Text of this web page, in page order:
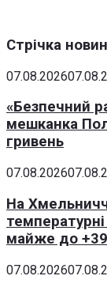
Стрічка новин
07.08.2026
«Безпечний
мешканка
гривень
07.08.2026
На
майже до
07.08.2026